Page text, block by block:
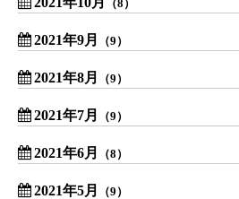
（8）
2021年9月 （9）
2021年8月 （9）
2021年7月 （9）
2021年6月 （8）
2021年5月 （9）